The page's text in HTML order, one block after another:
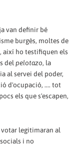
van definir bé
burgès, moltes de
així ho testifiquen els
del pelotazo, la
al servei del poder,
d'ocupació, .... tot
els que s'escapen,
votar legitimaran al
i no